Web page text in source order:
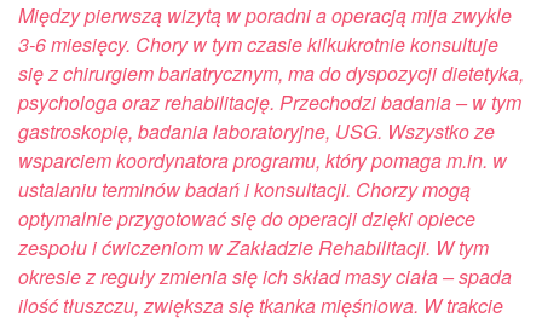
Między pierwszą wizytą w poradni a operacją mija zwykle
3-6 miesięcy. Chory w tym czasie kilkukrotnie konsultuje
się z chirurgiem bariatrycznym, ma do dyspozycji dietetyka,
psychologa oraz rehabilitację. Przechodzi badania – w tym
gastroskopię, badania laboratoryjne, USG. Wszystko ze
wsparciem koordynatora programu, który pomaga m.in. w
ustalaniu terminów badań i konsultacji. Chorzy mogą
optymalnie przygotować się do operacji dzięki opiece
zespołu i ćwiczeniom w Zakładzie Rehabilitacji. W tym
okresie z reguły zmienia się ich skład masy ciała – spada
ilość tłuszczu, zwiększa się tkanka mięśniowa. W trakcie